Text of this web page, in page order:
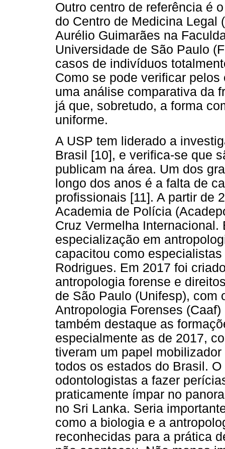
Outro centro de referência é
do Centro de Medicina Legal
Aurélio Guimarães na
Universidade de São Paulo
casos de indivíduos
Como se pode verificar
uma análise comparativa da
já que, sobretudo, a forma
uniforme.
A USP tem liderado a
Brasil [10], e verifica-se que
publicam na área. Um dos
longo dos anos é a falta de
profissionais [11]. A partir de
Academia de Polícia
Cruz Vermelha
especialização em
capacitou como
Rodrigues. Em 2017 foi
antropologia forense e
de São Paulo (Unifesp), com
Antropologia Forenses
também destaque as
especialmente as de 2017,
tiveram um papel
todos os estados do Brasil.
odontologistas a fazer
praticamente ímpar no
no Sri Lanka. Seria
como a biologia e a
reconhecidas para a prática